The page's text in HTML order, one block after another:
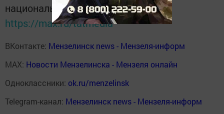
национальном мессенджере MАХ:
https://max.ru/tatmedia
ВКонтакте: Мензелинск news - Мензеля-информ
MAX: Новости Мензелинска - Мензеля онлайн
Одноклассники: ok.ru/menzelinsk
Telegram-канал: Мензелинск news - Мензеля-информ